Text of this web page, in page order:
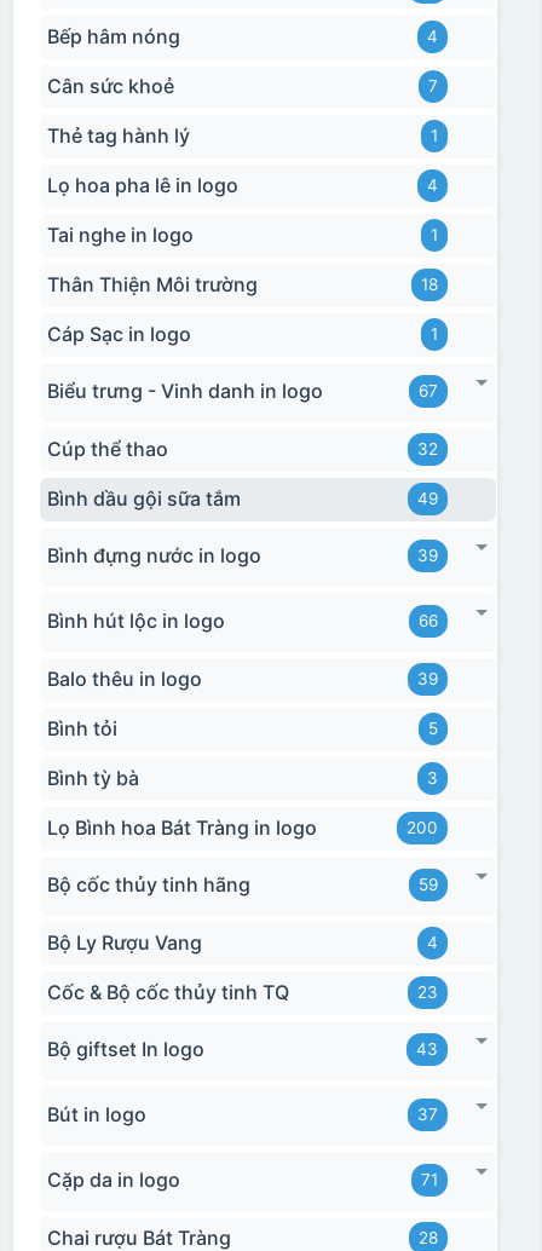
Bếp hâm nóng 4
Cân sức khoẻ 7
Thẻ tag hành lý 1
Lọ hoa pha lê in logo 4
Tai nghe in logo 1
Thân Thiện Môi trường 18
Cáp Sạc in logo 1
Biểu trưng - Vinh danh in logo 67
Cúp thể thao 32
Bình dầu gội sữa tắm 49
Bình đựng nước in logo 39
Bình hút lộc in logo 66
Balo thêu in logo 39
Bình tỏi 5
Bình tỳ bà 3
Lọ Bình hoa Bát Tràng in logo 200
Bộ cốc thủy tinh hãng 59
Bộ Ly Rượu Vang 4
Cốc & Bộ cốc thủy tinh TQ 23
Bộ giftset In logo 43
Bút in logo 37
Cặp da in logo 71
Chai rượu Bát Tràng 28